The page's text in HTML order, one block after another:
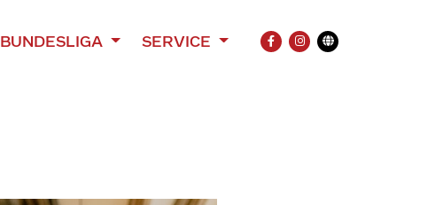
BUNDESLIGA SERVICE
FACEBOOK
INSTAGRAM
Übersetzung